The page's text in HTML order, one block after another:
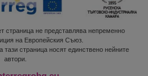
страница не представлява непременно
на Европейския Съюз.
страница носят единствено нейните
автори.